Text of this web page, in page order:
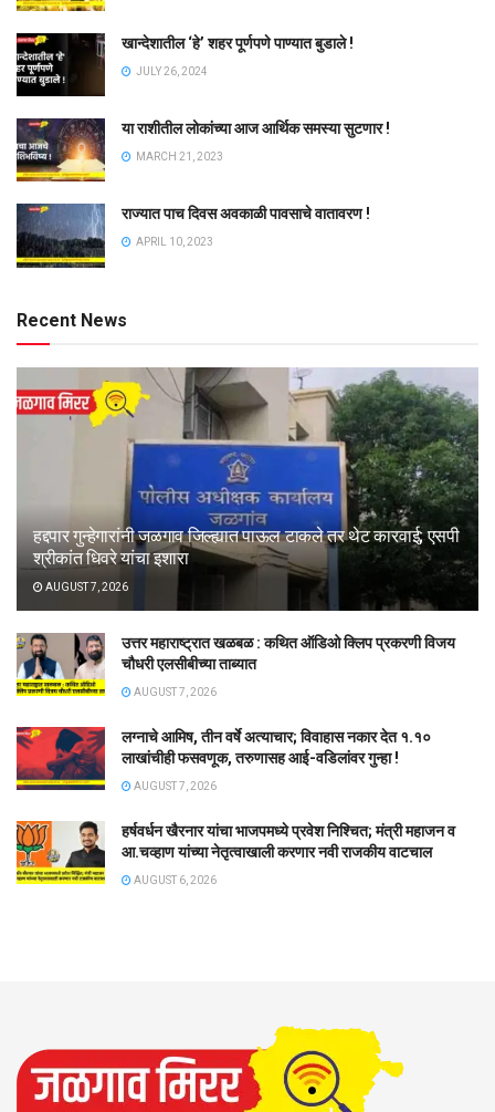
खान्देशातील ‘हे’ शहर पूर्णपणे पाण्यात बुडाले !
JULY 26, 2024
या राशीतील लोकांच्या आज आर्थिक समस्या सुटणार !
MARCH 21, 2023
राज्यात पाच दिवस अवकाळी पावसाचे वातावरण !
APRIL 10, 2023
Recent News
हद्दपार गुन्हेगारांनी जळगाव जिल्ह्यात पाऊल टाकले तर थेट कारवाई; एसपी
श्रीकांत धिवरे यांचा इशारा
AUGUST 7, 2026
उत्तर महाराष्ट्रात खळबळ : कथित ऑडिओ क्लिप प्रकरणी विजय
चौधरी एलसीबीच्या ताब्यात
AUGUST 7, 2026
लग्नाचे आमिष, तीन वर्षे अत्याचार; विवाहास नकार देत १.१०
लाखांचीही फसवणूक, तरुणासह आई-वडिलांवर गुन्हा !
AUGUST 7, 2026
हर्षवर्धन खैरनार यांचा भाजपमध्ये प्रवेश निश्चित; मंत्री महाजन व
आ.चव्हाण यांच्या नेतृत्वाखाली करणार नवी राजकीय वाटचाल
AUGUST 6, 2026